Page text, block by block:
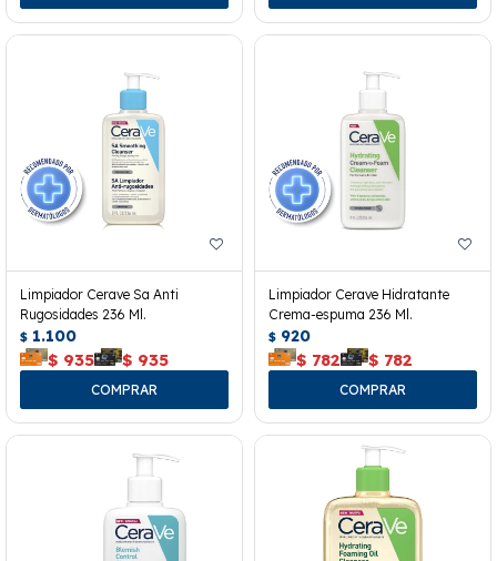
Limpiador Cerave Sa Anti
Rugosidades 236 Ml.
$ 1.100
$ 935 $ 935
Limpiador Cerave Hidratante
Crema-espuma 236 Ml.
$ 920
$ 782 $ 782